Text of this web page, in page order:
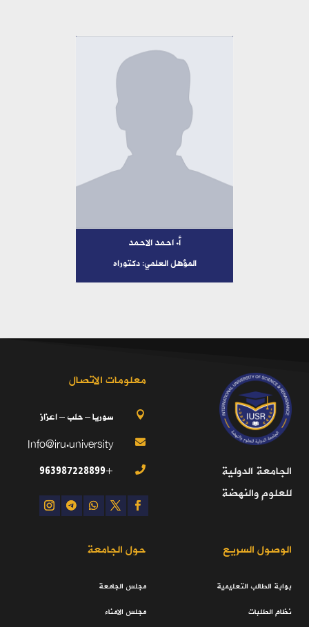
أ. احمد الاحمد
المؤهل العلمي: دكتوراه
الجامعة الدولية
للعلوم والنهضة
معلومات الاتصال
 سوريا – حلب – اعزاز

Info@iru.university

+963987228899
الوصول السريع
بوابة الطالب التعليمية
نظام الطلبات
حول الجامعة
مجلس الجامعة
مجلس الامناء